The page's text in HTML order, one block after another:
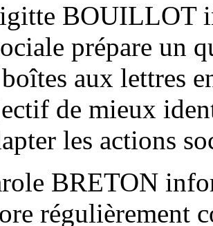
BOUILLOT
prépare un
aux lettres
de mieux
les actions
BRETON
régulièrement